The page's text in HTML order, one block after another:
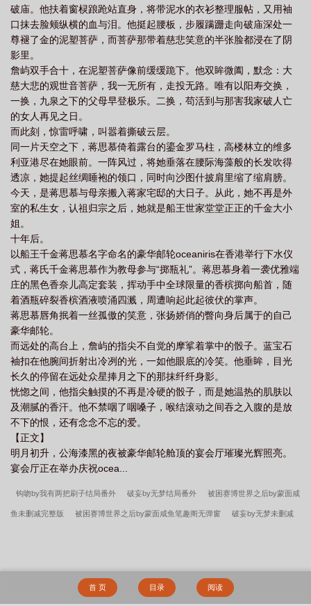
破庙。他扶着窗棂踉跄站直身，将带泥水的衣衫整理服帖，又用袖
口抹去脸颊纵横的血与泪。他挺起腰板，步履蹒跚走向破庙深处一
尊褪了金的泥塑菩萨，而菩萨那带着慈悲笑意的半张脸都浸在了阴
影里。
詹屿双手合十，在泥塑菩萨像前缓缓跪下。他双眸微阖，默念：大
慈大悲的观世音菩萨，我一无所有，走投无路。唯有以阳寿交换，
一换，九泉之下的父母早登极乐。二换，苟活到与那害我家破人亡
的女人再见之日。
而此刻，惊雷呼啸，叫嚣着撕破云层。
同一片天空之下，蒋思慕倚着露台的鎏金罗马柱，高楼林立的维多
利亚港尽在她眼前。一阵风过，将她垂落在腰际海藻般的长发吹得
透凉，她提起丝绸睡袍的领口，同时向沙图什披肩里缩了缩肩膀。
今天，是蒋思慕与母亲搬入蒋家宅邸的大日子。从此，她不再是外
室的私生女，认祖归宗之后，她就是船王世家堂堂正正的千金大小
姐。
十年后。
以船王千金蒋思慕名字命名的豪华邮轮oceaniris在香港举行下水仪
式，蒋氏千金蒋思慕作为教母参与“掷瓶礼”。蒋思慕身着一袭优雅端
庄的黑色香奈儿高定套装，挥动手中全球限量的香槟掷向船首，随
着酒瓶碎裂香槟酒液喷涌四溅，周遭响起此起彼伏的掌声。
蒋思慕唇角抿着一丝孤傲的笑意，张扬娇俏的瞥向身后属于的自己
豪华邮轮。
而远处的高台上，詹屿的指尖不自觉的摩挲着掌中的骰子。蓝宝石
袖扣在他腕间折射出冷冽的光，一如他眼底的冷笑。他垂眸，目光
长久的停留在远处众星捧月之下的那抹纤纤身影。
恍惚之间，他指尖触摸的不再是冷硬的骰子，而是她温热的肌肤以
及潮腻的香汗。他不禁咽了咽嗓子，喉结滚动之间吞之入腹的是放
不下的恨，还有念念不忘的爱。
【正文】
明月初升，公海漆黑的夜被豪华邮轮舱顶的宴会厅璀璨光辉照亮。
宴会厅正在举办庆祝ocea...
钩吻by我有两把刷子结局番外 破妄by无梦结局番外 被困赛博世界之后by蒙面咸
鱼未删减完整版 被困赛博世界之后by蒙面咸鱼笔趣阁无弹窗 破妄by无梦未删减
被困赛博世界之后by蒙面咸鱼结局番外 顶风作案by蒙面咸鱼结局
首 页 目录 阅读